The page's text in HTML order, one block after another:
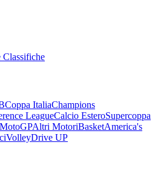
Classifiche
Coppa ItaliaChampions
LeagueCalcio EsteroSupercoppa
MotoGPAltri MotoriBasketAmerica's
VolleyDrive UP